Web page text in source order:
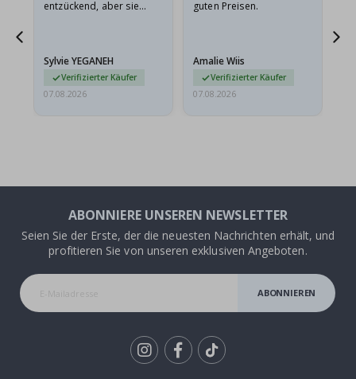
entzückend, aber sie
sie…
Sylvie YEGANEH
Verifizierter Käufer
07.08.2026
guten Preisen.
Amalie Wiis
Verifizierter Käufer
07.08.2026
ABONNIERE UNSEREN NEWSLETTER
Seien Sie der Erste, der die neuesten Nachrichten erhält, und
profitieren Sie von unseren exklusiven Angeboten.
ABONNIEREN